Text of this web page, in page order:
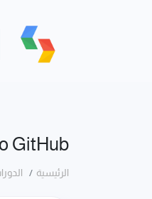
GitHub
الرئيسية